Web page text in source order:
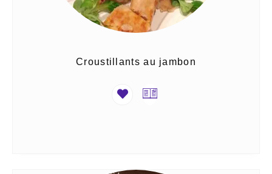
Croustillants au jambon